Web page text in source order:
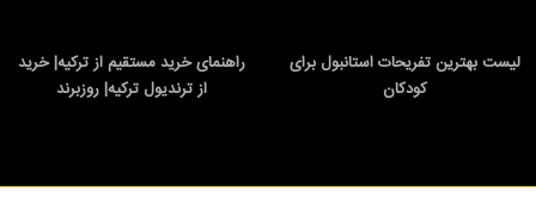
لیست بهترین تفریحات استانبول برای
کودکان
راهنمای خرید مستقیم از ترکیه| خرید
از ترندیول ترکیه| روزبرند